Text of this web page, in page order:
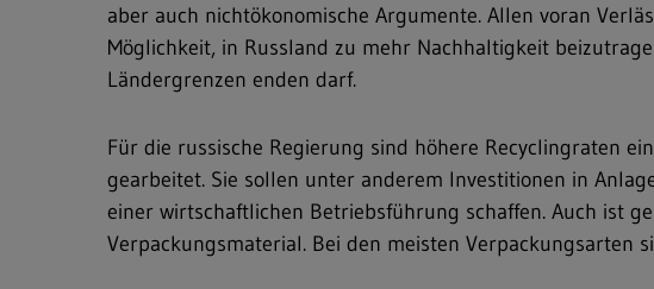
aber auch nichtökonomische Argumente. Allen voran
Möglichkeit, in Russland zu mehr Nachhaltigkeit
Ländergrenzen enden darf.
Für die russische Regierung sind höhere Recyclingraten
gearbeitet. Sie sollen unter anderem Investitionen in
einer wirtschaftlichen Betriebsführung schaffen. Auch ist
Verpackungsmaterial. Bei den meisten Verpackungsarten